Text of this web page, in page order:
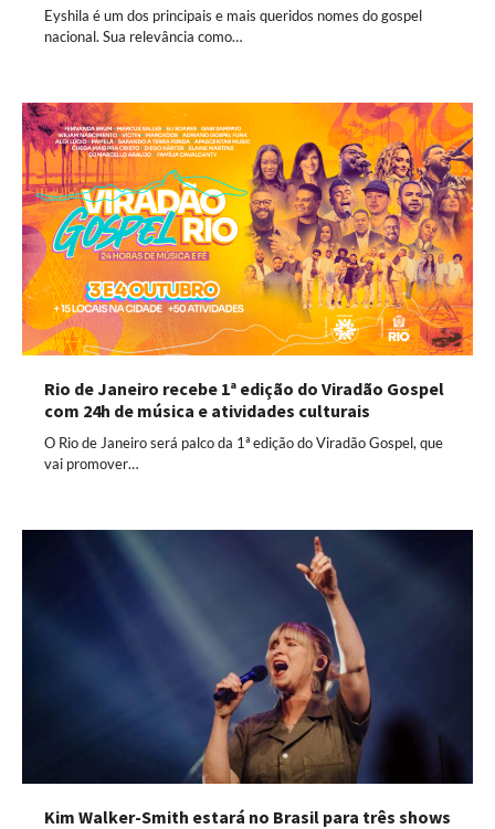
Eyshila é um dos principais e mais queridos nomes do gospel
nacional. Sua relevância como…
Rio de Janeiro recebe 1ª edição do Viradão Gospel
com 24h de música e atividades culturais
O Rio de Janeiro será palco da 1ª edição do Viradão Gospel, que
vai promover…
Kim Walker-Smith estará no Brasil para três shows